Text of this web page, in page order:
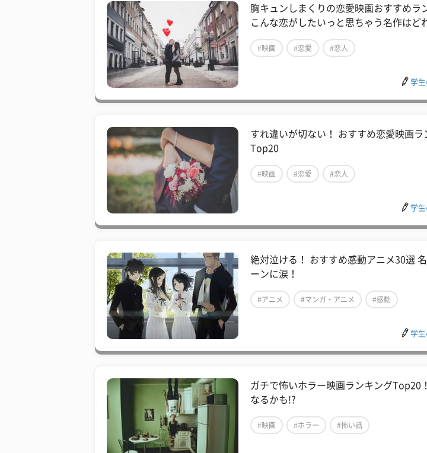
胸キュンしまくりの恋愛映画おすすめラ
こんな恋がしたいっと思ちゃう名作はど
#映画 #恋愛 #恋人
学生
すれ違いが切ない！ おすすめ恋愛映画ラ
Top20
#映画 #恋愛 #恋人
学生
絶対泣ける！ おすすめ感動アニメ30選
ーンに涙！
#アニメ #マンガ・アニメ #感動
学生
ガチで怖いホラー映画ランキングTop20
なるかも!?
#映画 #ホラー #怖い話